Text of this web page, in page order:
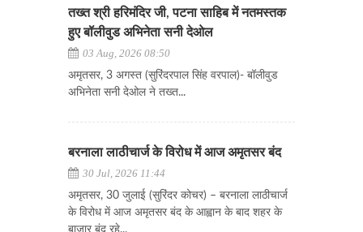
तख्त श्री हरिमंदिर जी, पटना साहिब में नतमस्तक
हुए बॉलीवुड अभिनेता सनी देओल
03 Aug, 2026 08:50
अमृतसर, 3 अगस्त (सुरिंदरपाल सिंह वरपाल)- बॉलीवुड
अभिनेता सनी देओल ने तख्त...
बरनाला लाठीचार्ज के विरोध में आज अमृतसर बंद
30 Jul, 2026 11:44
अमृतसर, 30 जुलाई (सुरिंदर कोचर) – बरनाला लाठीचार्ज
के विरोध में आज अमृतसर बंद के आह्वान के बाद शहर के
बाजार बंद रहे...